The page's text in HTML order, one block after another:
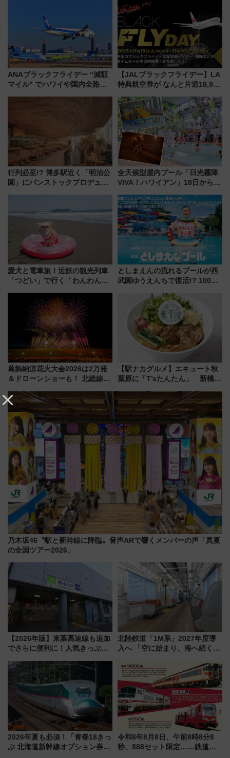
ANAブラックフライデー “減額
マイル” でハワイや国内全路線
【JALブラックフライデー】LA
特典航空券が なんと片道18,900
～！ 11/18～30 FLYDAYセール
を解説
行列必至!? 博多駅近く「明治公
園」にパンストックプロデュー
全天候型屋内プール「日光霧降
VIVA！ハワイアン」18日から営
ァミリーから大人まで幅広い世
代が一日中楽しる夏のリゾート
を楽しんで
愛犬と電車旅！近鉄の観光列車
「つどい」で行く「わんわん列
める日帰りツアー
としまえんの流れるプールが西
武園ゆうえんちで復活!? 100周
イダー」に注目 2026年夏は所
沢へ遊びに行こう
葛飾納涼花火大会2026は2万発
＆ドローンショーも！ 北総線を
車、観覧スポット情報と周辺観
光まとめ（7/28開催）
【駅ナカグルメ】エキュート秋
葉原に「T’sたんたん」 新橋に
饅」、オムライス専門店「肉と
たまご」新グルメ続々登場！
【2026年8月】
乃木坂46〝駅と新幹線に降臨〟音声ARで響くメンバーの声「真夏
の全国ツアー2026」
【2026年版】東葉高速線も追加
でさらに便利に！人気きっぷ
今年も発売 秋・早春に千葉県を
巡るなら使い勝手・コスパ抜群
北陸鉄道「1M系」2027年度導
入へ 「空に始まり、海へ続く」
神秘的なデザイン
2026年夏も必須！「青春18きっ
ぷ 北海道新幹線オプション券」
令和8年8月8日、午前8時8分8
秒、888セット限定……鉄道各